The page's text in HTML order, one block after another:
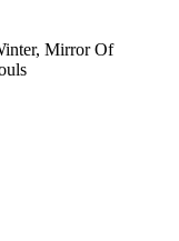
Mirror Of